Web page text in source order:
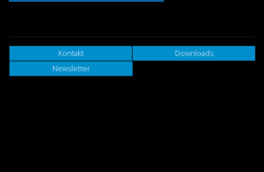
Kontakt
Downloads
Newsletter